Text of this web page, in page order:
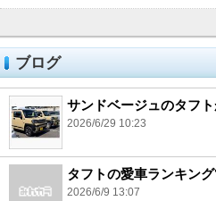
ブログ
サンドベージュのタフト
2026/6/29 10:23
タフトの愛車ランキング
2026/6/9 13:07